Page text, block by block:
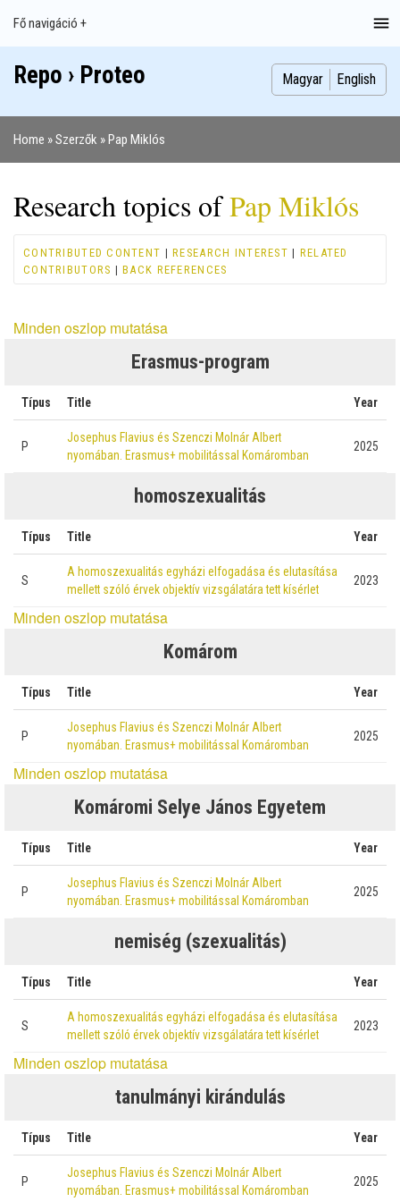
Main
navigation
Fő navigáció +
Index
Publikációk
Szakdolgozatok
Képek
Szerzők
Repo › Proteo Magyar English
Home Szerzők Pap Miklós
Research topics ofPap Miklós
CONTRIBUTED CONTENT |RESEARCH INTEREST | RELATED
CONTRIBUTORS |BACK REFERENCES
Minden oszlop mutatása
Erasmus-program
Típus Title Year
P
Josephus Flavius és Szenczi Molnár Albert
nyomában. Erasmus+ mobilitással Komáromban
2025
homoszexualitás
Típus Title Year
S
A homoszexualitás egyházi elfogadása és elutasítása
mellett szóló érvek objektív vizsgálatára tett kísérlet
2023
Minden oszlop mutatása
Komárom
Típus Title Year
P
Josephus Flavius és Szenczi Molnár Albert
nyomában. Erasmus+ mobilitással Komáromban
2025
Minden oszlop mutatása
Komáromi Selye János Egyetem
Típus Title Year
P
Josephus Flavius és Szenczi Molnár Albert
nyomában. Erasmus+ mobilitással Komáromban
2025
nemiség (szexualitás)
Típus Title Year
S
A homoszexualitás egyházi elfogadása és elutasítása
mellett szóló érvek objektív vizsgálatára tett kísérlet
2023
Minden oszlop mutatása
tanulmányi kirándulás
Típus Title Year
P
Josephus Flavius és Szenczi Molnár Albert
nyomában. Erasmus+ mobilitással Komáromban
2025